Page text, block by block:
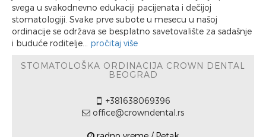
svega u svakodnevno edukaciji pacijenata i dečijoj
stomatologiji. Svake prve subote u mesecu u našoj
ordinacije se održava se besplatno savetovalište za sadašnje
i buduće roditelje... pročitaj više
STOMATOLOŠKA ORDINACIJA CROWN DENTAL
BEOGRAD
+381638069396
office@crowndental.rs